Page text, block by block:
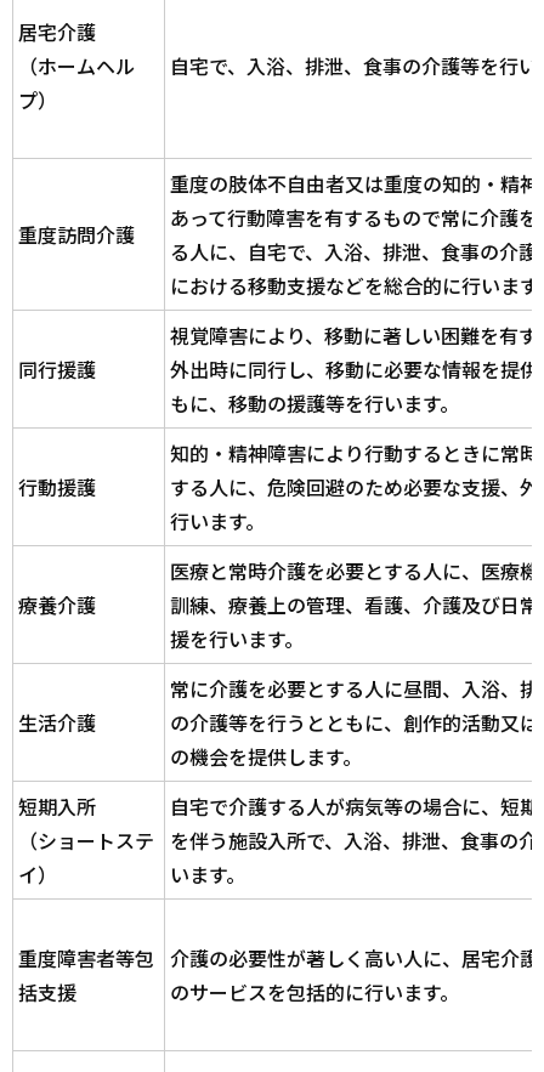
居宅介護
（ホームヘル
プ）
自宅で、入浴、排泄、食事の介護等を行い
重度訪問介護
重度の肢体不自由者又は重度の知的・精
あって行動障害を有するもので常に介護
る人に、自宅で、入浴、排泄、食事の介
における移動支援などを総合的に行います
同行援護
視覚障害により、移動に著しい困難を有
外出時に同行し、移動に必要な情報を提
もに、移動の援護等を行います。
行動援護
知的・精神障害により行動するときに常
する人に、危険回避のため必要な支援、
行います。
療養介護
医療と常時介護を必要とする人に、医療
訓練、療養上の管理、看護、介護及び日
援を行います。
生活介護
常に介護を必要とする人に昼間、入浴、
の介護等を行うとともに、創作的活動又
の機会を提供します。
短期入所
（ショートステ
イ）
自宅で介護する人が病気等の場合に、短
を伴う施設入所で、入浴、排泄、食事の
います。
重度障害者等包
括支援
介護の必要性が著しく高い人に、居宅介
のサービスを包括的に行います。